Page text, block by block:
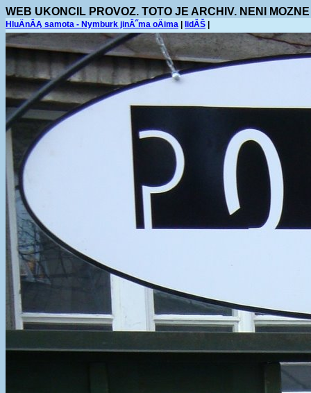
WEB UKONCIL PROVOZ. TOTO JE ARCHIV. NENI
HluÄnĂĄ samota - Nymburk jinĂ˝ma oÄima lidĂŠ